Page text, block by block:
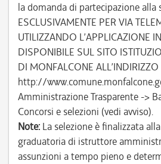
la domanda di partecipazione alla
ESCLUSIVAMENTE PER VIA
UTILIZZANDO L’APPLICAZIONE
DISPONIBILE SUL SITO
DI MONFALCONE ALL’INDIRIZZO
http://
Amministrazione Trasparente ->
Concorsi e selezioni (vedi avviso).
Note: La selezione è finalizzata
graduatoria di istruttore
assunzioni a tempo pieno e